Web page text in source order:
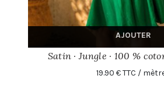
AJOUTER
Satin · Jungle · 100 %
19.90 € TTC /